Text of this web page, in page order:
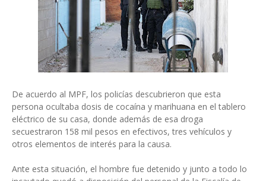
De acuerdo al MPF, los policías descubrieron que esta
persona ocultaba dosis de cocaína y marihuana en el tablero
eléctrico de su casa, donde además de esa droga
secuestraron 158 mil pesos en efectivos, tres vehículos y
otros elementos de interés para la causa.
Ante esta situación, el hombre fue detenido y junto a todo lo